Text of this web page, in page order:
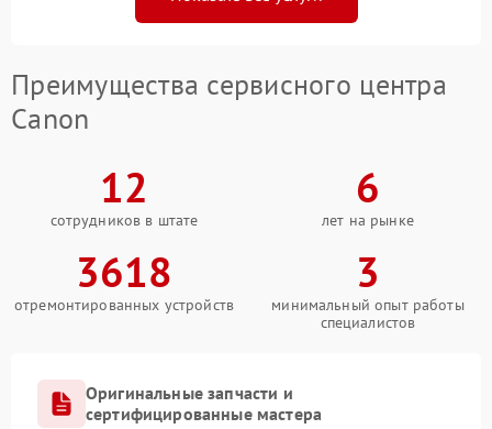
Преимущества сервисного центра
Canon
12
сотрудников в штате
6
лет на рынке
3618
отремонтированных устройств
3
минимальный опыт работы
специалистов
Оригинальные запчасти и
сертифицированные мастера